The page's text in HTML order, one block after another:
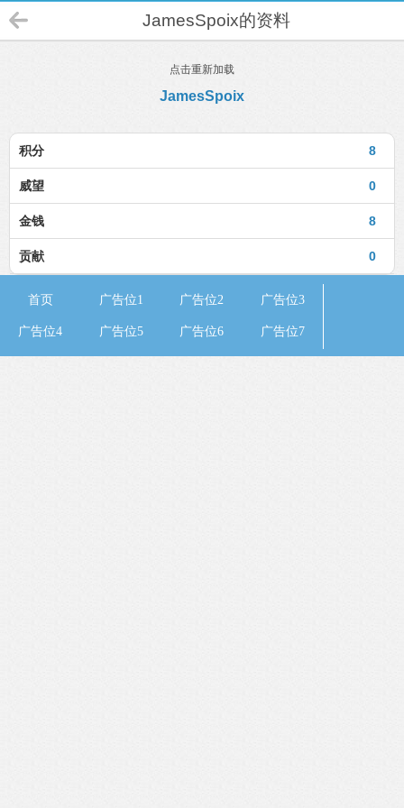
JamesSpoix的资料
点击重新加载
JamesSpoix
8
积分
0
威望
8
金钱
0
贡献
首页 广告位1 广告位2 广告位3
广告位4 广告位5 广告位6 广告位7